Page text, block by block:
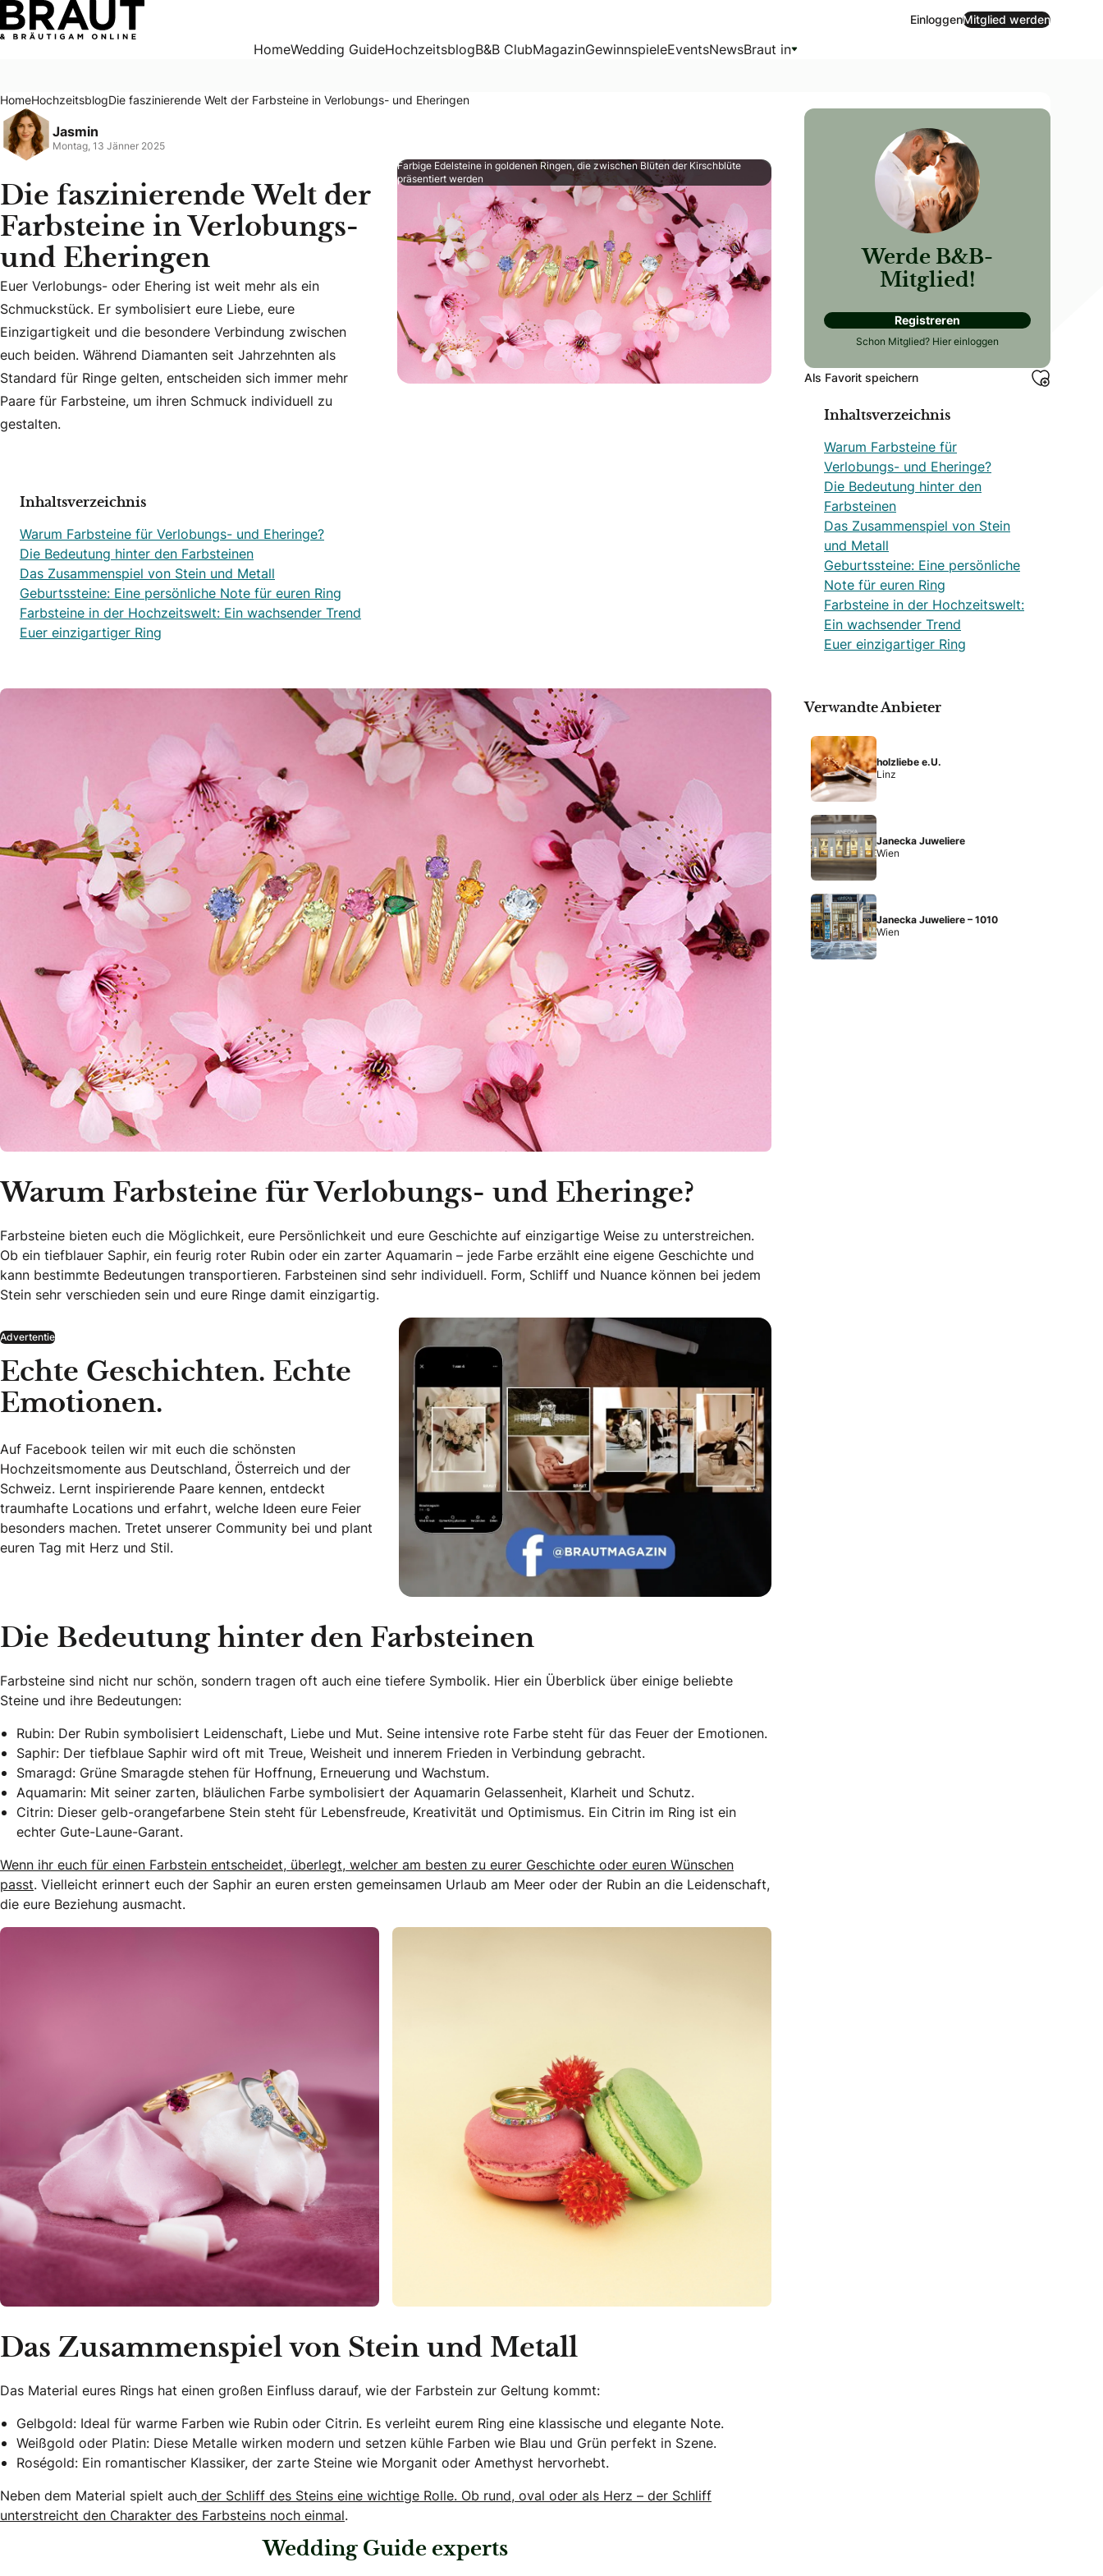
Die faszinierende Welt der Farbsteine in Verlobungs- und Eheringen
EinloggenMitglied werden
HomeWedding GuideHochzeitsblogB&B ClubMagazinGewinnspieleEventsNewsBraut in
HomeHochzeitsblogDie faszinierende Welt der Farbsteine in Verlobungs- und Eheringen
Jasmin
Montag, 13 Jänner 2025
Die faszinierende Welt der
Farbsteine in Verlobungs-
und Eheringen
Euer Verlobungs- oder Ehering ist weit mehr als ein Schmuckstück. Er symbolisiert eure Liebe, eure Einzigartigkeit und die besondere Verbindung zwischen euch beiden.
Euer Verlobungs- oder Ehering ist weit mehr als ein
Schmuckstück. Er symbolisiert eure Liebe, eure
Einzigartigkeit und die besondere Verbindung zwischen
euch beiden. Während Diamanten seit Jahrzehnten als
Standard für Ringe gelten, entscheiden sich immer mehr
Paare für Farbsteine, um ihren Schmuck individuell zu
gestalten.
Farbige Edelsteine in goldenen Ringen, die zwischen Blüten der Kirschblüte
präsentiert werden
Inhaltsverzeichnis
Warum Farbsteine für Verlobungs- und Eheringe?
Die Bedeutung hinter den Farbsteinen
Das Zusammenspiel von Stein und Metall
Geburtssteine: Eine persönliche Note für euren Ring
Farbsteine in der Hochzeitswelt: Ein wachsender Trend
Euer einzigartiger Ring
Warum Farbsteine für Verlobungs- und Eheringe?
Farbsteine bieten euch die Möglichkeit, eure Persönlichkeit und eure Geschichte auf einzigartige Weise zu unterstreichen.
Ob ein tiefblauer Saphir, ein feurig roter Rubin oder ein zarter Aquamarin – jede Farbe erzählt eine eigene Geschichte und
kann bestimmte Bedeutungen transportieren. Farbsteinen sind sehr individuell. Form, Schliff und Nuance können bei jedem
Stein sehr verschieden sein und eure Ringe damit einzigartig.
Advertentie
Echte Geschichten. Echte
Emotionen.
Auf Facebook teilen wir mit euch die schönsten
Hochzeitsmomente aus Deutschland, Österreich und der
Schweiz. Lernt inspirierende Paare kennen, entdeckt
traumhafte Locations und erfahrt, welche Ideen eure Feier
besonders machen. Tretet unserer Community bei und plant
euren Tag mit Herz und Stil.
Die Bedeutung hinter den Farbsteinen
Farbsteine sind nicht nur schön, sondern tragen oft auch eine tiefere Symbolik. Hier ein Überblick über einige beliebte
Steine und ihre Bedeutungen:
Rubin: Der Rubin symbolisiert Leidenschaft, Liebe und Mut. Seine intensive rote Farbe steht für das Feuer der Emotionen.
Saphir: Der tiefblaue Saphir wird oft mit Treue, Weisheit und innerem Frieden in Verbindung gebracht.
Smaragd: Grüne Smaragde stehen für Hoffnung, Erneuerung und Wachstum.
Aquamarin: Mit seiner zarten, bläulichen Farbe symbolisiert der Aquamarin Gelassenheit, Klarheit und Schutz.
Citrin: Dieser gelb-orangefarbene Stein steht für Lebensfreude, Kreativität und Optimismus. Ein Citrin im Ring ist ein
echter Gute-Laune-Garant.
Wenn ihr euch für einen Farbstein entscheidet, überlegt, welcher am besten zu eurer Geschichte oder euren Wünschen
passt. Vielleicht erinnert euch der Saphir an euren ersten gemeinsamen Urlaub am Meer oder der Rubin an die Leidenschaft,
die eure Beziehung ausmacht.
Das Zusammenspiel von Stein und Metall
Das Material eures Rings hat einen großen Einfluss darauf, wie der Farbstein zur Geltung kommt:
Gelbgold: Ideal für warme Farben wie Rubin oder Citrin. Es verleiht eurem Ring eine klassische und elegante Note.
Weißgold oder Platin: Diese Metalle wirken modern und setzen kühle Farben wie Blau und Grün perfekt in Szene.
Roségold: Ein romantischer Klassiker, der zarte Steine wie Morganit oder Amethyst hervorhebt.
Neben dem Material spielt auch der Schliff des Steins eine wichtige Rolle. Ob rund, oval oder als Herz – der Schliff
unterstreicht den Charakter des Farbsteins noch einmal.
Wedding Guide experts
Werde B&B-
Mitglied!
Registreren
Schon Mitglied? Hier einloggen
Als Favorit speichern
Inhaltsverzeichnis
Warum Farbsteine für
Verlobungs- und Eheringe?
Die Bedeutung hinter den
Farbsteinen
Das Zusammenspiel von Stein
und Metall
Geburtssteine: Eine persönliche
Note für euren Ring
Farbsteine in der Hochzeitswelt:
Ein wachsender Trend
Euer einzigartiger Ring
Verwandte Anbieter
holzliebe e.U.
Linz
Janecka Juweliere
Wien
Janecka Juweliere – 1010
Wien